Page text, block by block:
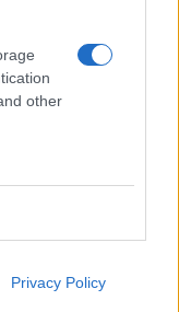
other
Privacy Policy